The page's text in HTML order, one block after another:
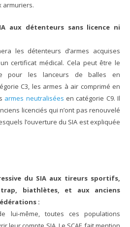
armuriers.
aux détenteurs sans licence ni
les détenteurs d’armes acquises
certificat médical. Cela peut être le
pour les lanceurs de balles en
C3, les armes à air comprimé en
armes neutralisées en catégorie C9. Il
licenciés qui n’ont pas renouvelé
l’ouverture du SIA est expliquée
du SIA aux tireurs sportifs,
biathlètes, et aux anciens
:
lui-même, toutes ces populations